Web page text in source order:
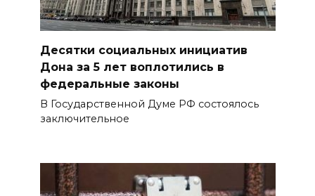
Десятки социальных инициатив
Дона за 5 лет воплотились в
федеральные законы
В Государственной Думе РФ состоялось
заключительное